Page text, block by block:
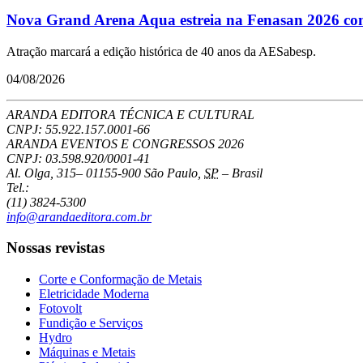
Nova Grand Arena Aqua estreia na Fenasan 2026
Atração marcará a edição histórica de 40 anos da AESabesp.
04/08/2026
ARANDA EDITORA TÉCNICA E CULTURAL
CNPJ: 55.922.157.0001-66
ARANDA EVENTOS E CONGRESSOS 2026
CNPJ: 03.598.920/0001-41
Al. Olga, 315– 01155-900 São Paulo SP – Brasil
Tel.:
(11) 3824-5300
info@arandaeditora.com.br
Nossas revistas
Corte e Conformação de Metais
Eletricidade Moderna
Fotovolt
Fundição e Serviços
Hydro
Máquinas e Metais